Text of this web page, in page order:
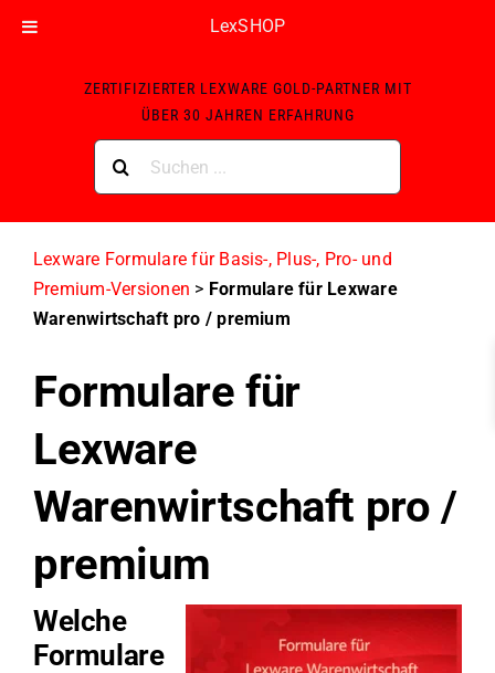
LexSHOP
ZERTIFIZIERTER LEXWARE GOLD-PARTNER MIT
ÜBER 30 JAHREN ERFAHRUNG
nach:
Lexware Formulare für Basis-, Plus-, Pro- und
Premium-Versionen > Formulare für Lexware
Warenwirtschaft pro / premium
Formulare für
Lexware
Warenwirtschaft pro /
premium
Welche
Formulare